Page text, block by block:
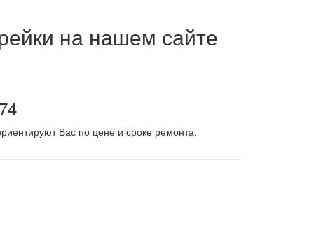
на нашем сайте
Вас по цене и сроке ремонта.